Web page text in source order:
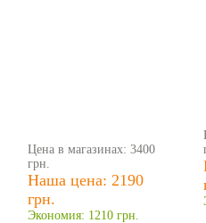
Цена в магазинах: 3400
грн.
Наша цена: 2190
грн.
Экономия: 1210 грн.